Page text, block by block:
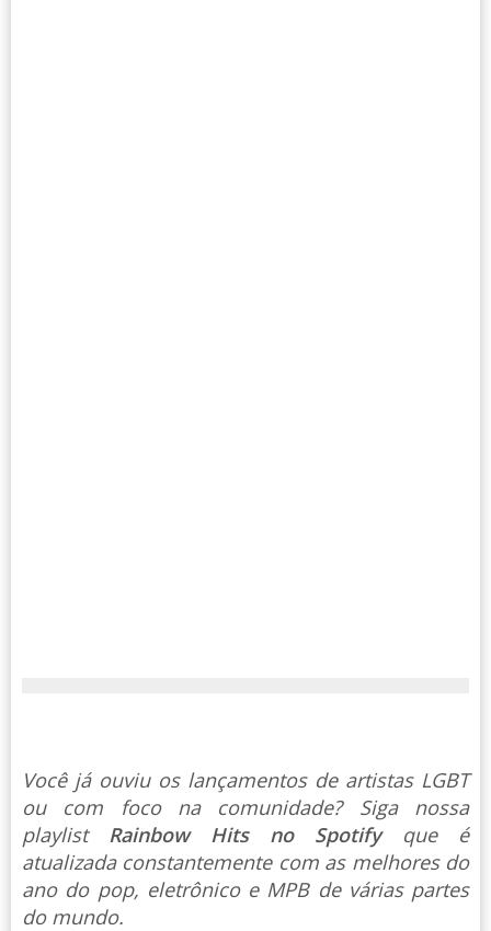
Você já ouviu os lançamentos de artistas LGBT
ou com foco na comunidade? Siga nossa
playlist Rainbow Hits no Spotify que é
atualizada constantemente com as melhores do
ano do pop, eletrônico e MPB de várias partes
do mundo.